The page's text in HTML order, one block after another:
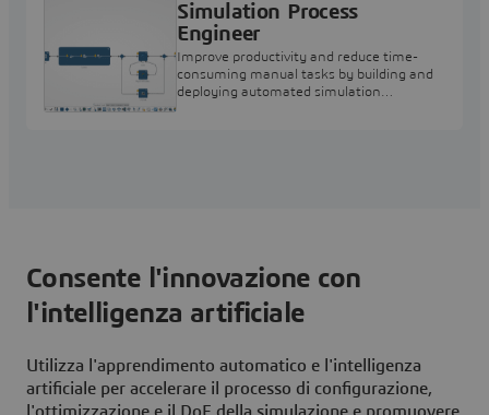
Simulation Process
Engineer
Improve productivity and reduce time-
consuming manual tasks by building and
deploying automated simulation
Consente l'innovazione con
l'intelligenza artificiale
Utilizza l'apprendimento automatico e l'intelligenza
artificiale per accelerare il processo di configurazione,
l'ottimizzazione e il DoE della simulazione e promuovere